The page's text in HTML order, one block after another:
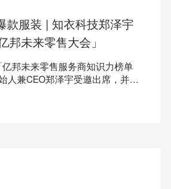
款服装 | 知衣科技郑泽宇
邦未来零售大会」
邦未来零售服务商知识力榜单
人兼CEO郑泽宇受邀出席，并在